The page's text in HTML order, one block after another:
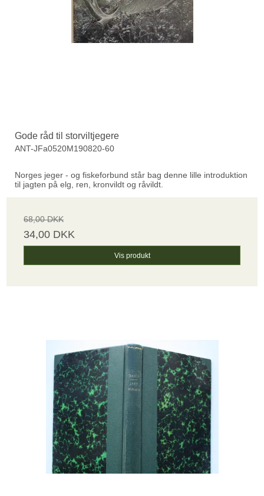
Gode råd til storviltjegere
ANT-JFa0520M190820-60
Norges jeger - og fiskeforbund står bag denne lille introduktion
til jagten på elg, ren, kronvildt og råvildt.
68,00 DKK
34,00 DKK
Vis produkt